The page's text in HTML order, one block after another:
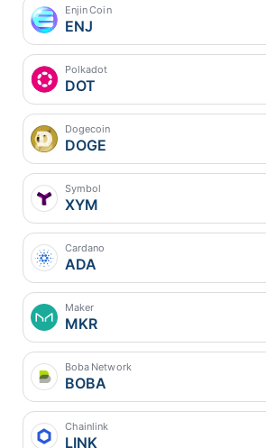
Enjin Coin
ENJ
Polkadot
DOT
Dogecoin
DOGE
Symbol
XYM
Cardano
ADA
Maker
MKR
Boba Network
BOBA
Chainlink
LINK